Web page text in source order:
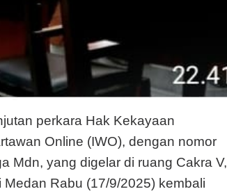
perkara Hak Kekayaan
Online (IWO), dengan nomor
Mdn, yang digelar di ruang Cakra V,
Rabu (17/9/2025) kembali